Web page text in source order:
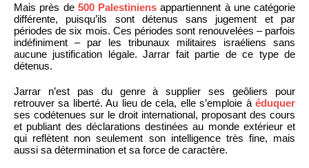
Mais près de 500 Palestiniens appartiennent à une catégorie
différente, puisqu’ils sont détenus sans jugement et par
périodes de six mois. Ces périodes sont renouvelées – parfois
indéfiniment – par les tribunaux militaires israéliens sans
aucune justification légale. Jarrar fait partie de ce type de
détenus.
Jarrar n’est pas du genre à supplier ses geôliers pour
retrouver sa liberté. Au lieu de cela, elle s’emploie à éduquer
ses codétenues sur le droit international, proposant des cours
et publiant des déclarations destinées au monde extérieur et
qui reflètent non seulement son intelligence très fine, mais
aussi sa détermination et sa force de caractère.